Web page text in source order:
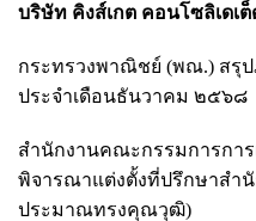
บริษัท คิงส์เกต คอนโซลิเดเ
กระทรวงพาณิชย์ (พณ.) สรุ
ประจำเดือนธันวาคม ๒๕๖๘
สำนักงานคณะกรรมการการ
พิจารณาแต่งตั้งที่ปรึกษาสำ
ประมาณทรงคุณวุฒิ)